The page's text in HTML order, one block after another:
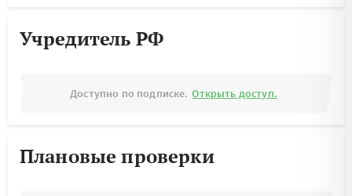
Учредитель РФ
Доступно по подписке. Открыть доступ.
Плановые проверки